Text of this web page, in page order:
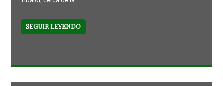
SEGUIR LEYENDO